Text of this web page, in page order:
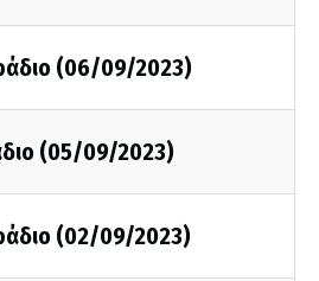
(06/09/2023)
(05/09/2023)
(02/09/2023)